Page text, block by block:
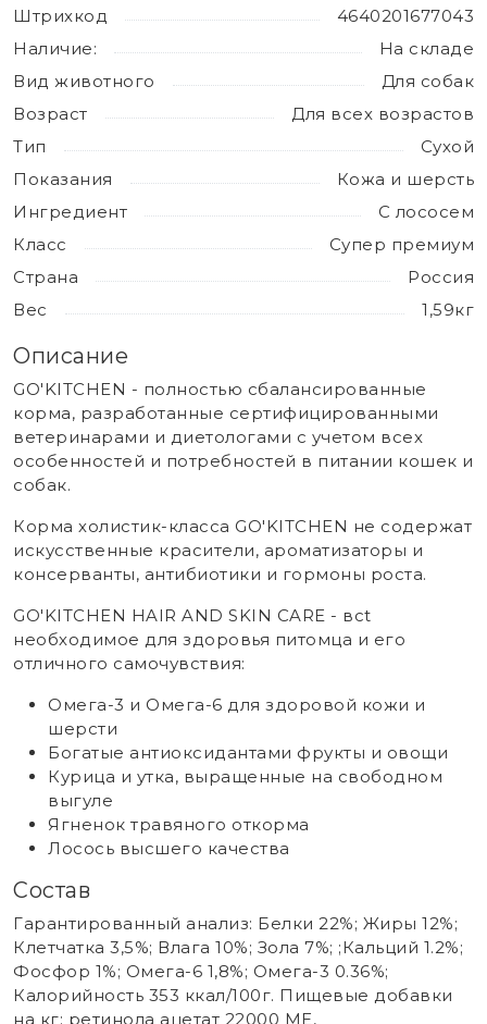
Штрихкод
4640201677043
Наличие:
На складе
Вид животного
Для собак
Возраст
Для всех возрастов
Тип
Сухой
Показания
Кожа и шерсть
Ингредиент
С лососем
Класс
Супер премиум
Страна
Россия
Вес
1,59кг
Описание
GO'KITCHEN - полностью сбалансированные
корма, разработанные сертифицированными
ветеринарами и диетологами с учетом всех
особенностей и потребностей в питании кошек и
собак.
Корма холистик-класса GO'KITCHEN не содержат
искусственные красители, ароматизаторы и
консерванты, антибиотики и гормоны роста.
GO'KITCHEN HAIR AND SKIN CARE - всt
необходимое для здоровья питомца и его
отличного самочувствия:
Омега-3 и Омега-6 для здоровой кожи и
шерсти
Богатые антиоксидантами фрукты и овощи
Курица и утка, выращенные на свободном
выгуле
Ягненок травяного откорма
Лосось высшего качества
Состав
Гарантированный анализ: Белки 22%; Жиры 12%;
Клетчатка 3,5%; Влага 10%; Зола 7%; ;Кальций 1.2%;
Фосфор 1%; Омега-6 1,8%; Омега-3 0.36%;
Калорийность 353 ккал/100г. Пищевые добавки
на кг: ретинола ацетат 22000 МЕ,